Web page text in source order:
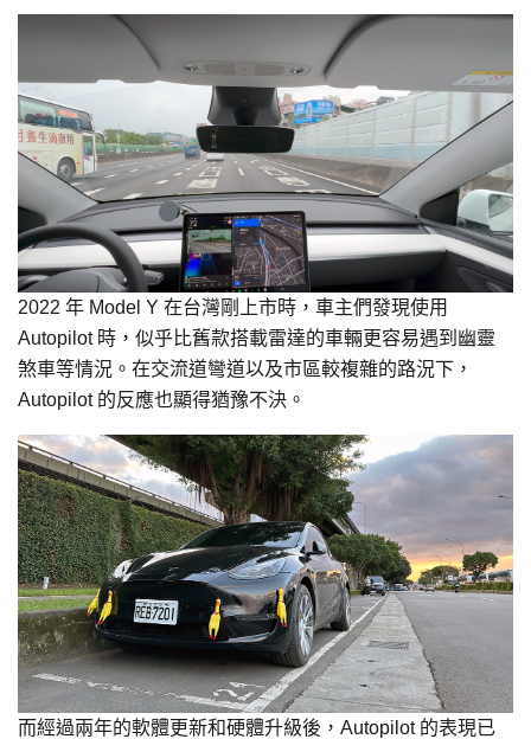
2022 年 Model Y 在台灣剛上市時，車主們發現使用
Autopilot 時，似乎比舊款搭載雷達的車輛更容易遇到幽靈
煞車等情況。在交流道彎道以及市區較複雜的路況下，
Autopilot 的反應也顯得猶豫不決。
而經過兩年的軟體更新和硬體升級後，Autopilot 的表現已